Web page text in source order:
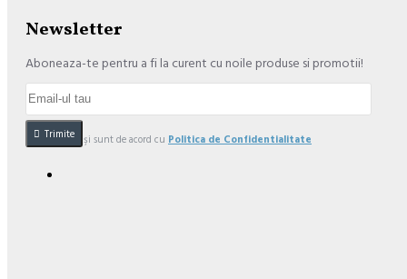
Newsletter
Aboneaza-te pentru a fi la curent cu noile produse si promotii!
Trimite
Am citit şi sunt de acord cu Politica de Confidentialitate